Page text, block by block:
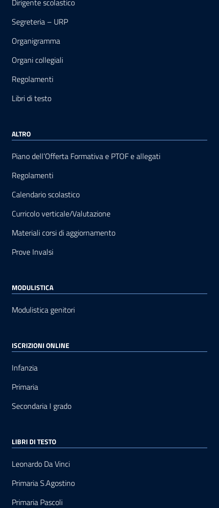
Dirigente scolastico
Segreteria – URP
Organigramma
Organi collegiali
Regolamenti
Libri di testo
ALTRO
Piano dell’Offerta Formativa e PTOF e allegati
Regolamenti
Calendario scolastico
Curricolo verticale/Valutazione
Materiali corsi di aggiornamento
Prove Invalsi
MODULISTICA
Modulistica genitori
ISCRIZIONI ONLINE
Infanzia
Primaria
Secondaria I grado
LIBRI DI TESTO
Leonardo Da Vinci
Primaria S.Agostino
Primaria Pascoli